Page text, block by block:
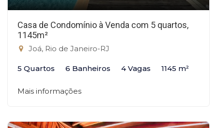
Casa de Condomínio à Venda com 5 quartos,
1145m²
Joá, Rio de Janeiro-RJ
5 Quartos 6 Banheiros 4 Vagas 1145 m²
Mais informações